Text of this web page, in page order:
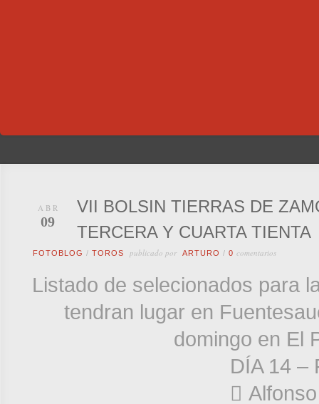
ABR
09
VII BOLSIN TIERRAS DE
TERCERA Y CUARTA TIENTA
FOTOBLOG / TOROS publicado por ARTURO / 0 comentarios
Listado de selecionados para
tendran lugar en
domingo en El
DÍA 14 –
